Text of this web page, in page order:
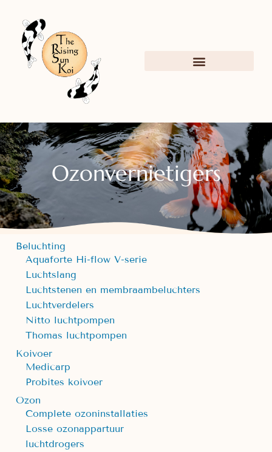
Ozonvernietigers
Beluchting
Aquaforte Hi-flow V-serie
Luchtslang
Luchtstenen en membraambeluchters
Luchtverdelers
Nitto luchtpompen
Thomas luchtpompen
Koivoer
Medicarp
Probites koivoer
Ozon
Complete ozoninstallaties
Losse ozonappartuur
luchtdrogers